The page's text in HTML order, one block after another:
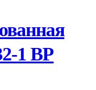
1 ВР